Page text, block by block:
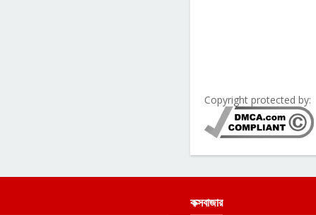
Copyright protected by:
কক্সবাজার